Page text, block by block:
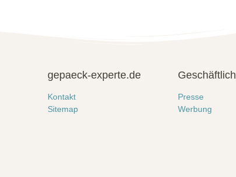
gepaeck-experte.de
Kontakt
Sitemap
Geschäftlich
Presse
Werbung